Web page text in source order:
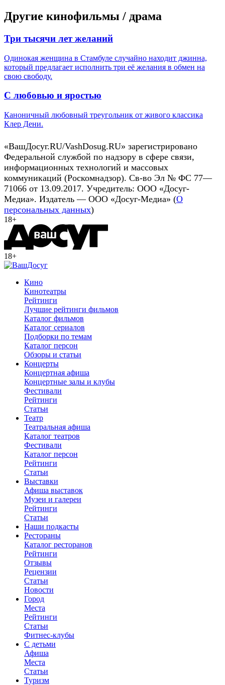
Другие кинофильмы / драма
Три тысячи лет желаний
Одинокая женщина в Стамбуле случайно находит джинна,
который предлагает исполнить три её желания в обмен на
свою свободу.
С любовью и яростью
Каноничный любовный треугольник от живого классика
Клер Дени.
«ВашДосуг.RU/VashDosug.RU» зарегистрировано
Федеральной службой по надзору в сфере связи,
информационных технологий и массовых
коммуникаций (Роскомнадзор). Св-во Эл № ФС 77—
71066 от 13.09.2017. Учредитель: ООО «Досуг-
Медиа». Издатель — ООО «Досуг-Медиа» (О
персональных данных)
18+
18+
Кино
Кинотеатры
Рейтинги
Лучшие рейтинги фильмов
Каталог фильмов
Каталог сериалов
Подборки по темам
Каталог персон
Обзоры и статьи
Концерты
Концертная афиша
Концертные залы и клубы
Фестивали
Рейтинги
Статьи
Театр
Театральная афиша
Каталог театров
Фестивали
Каталог персон
Рейтинги
Статьи
Выставки
Афиша выставок
Музеи и галереи
Рейтинги
Статьи
Наши подкасты
Рестораны
Каталог ресторанов
Рейтинги
Отзывы
Рецензии
Статьи
Новости
Город
Места
Рейтинги
Статьи
Фитнес-клубы
С детьми
Афиша
Места
Статьи
Туризм